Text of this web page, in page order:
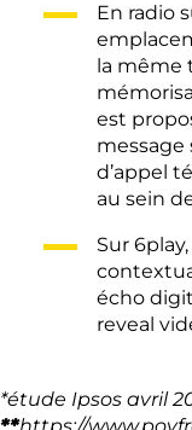
En radio
la même
est
message
d’appel
au sein
Sur
écho
reveal
*étude Ipsos avril